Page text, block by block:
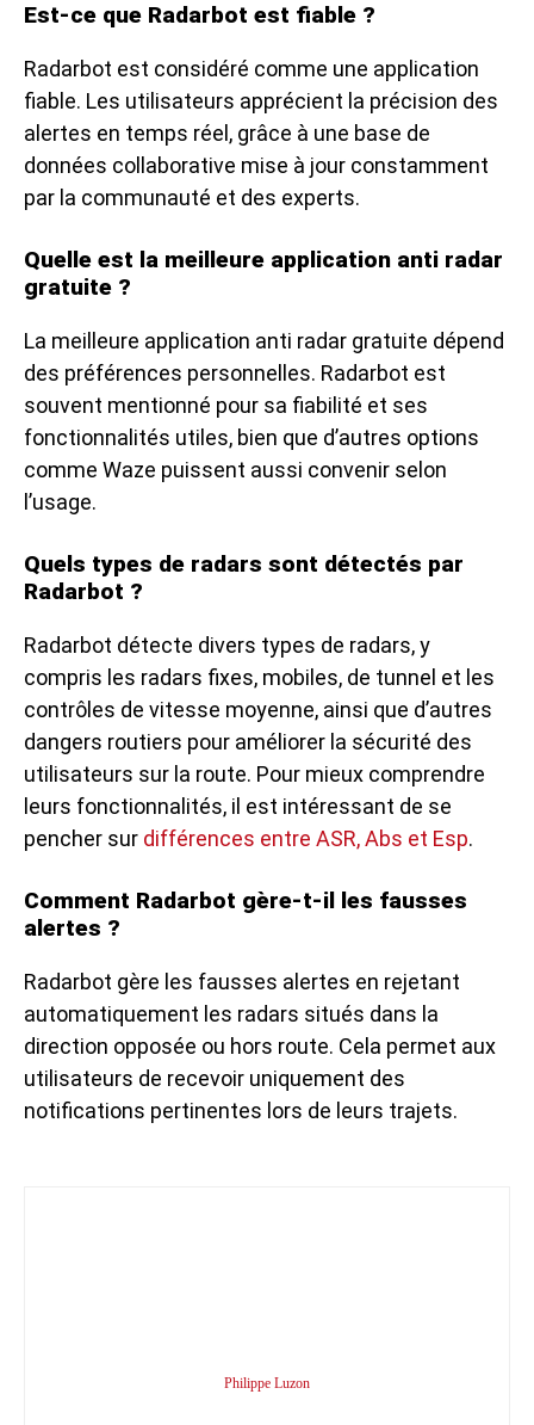
Est-ce que Radarbot est fiable ?
Radarbot est considéré comme une application
fiable. Les utilisateurs apprécient la précision des
alertes en temps réel, grâce à une base de
données collaborative mise à jour constamment
par la communauté et des experts.
Quelle est la meilleure application anti radar
gratuite ?
La meilleure application anti radar gratuite dépend
des préférences personnelles. Radarbot est
souvent mentionné pour sa fiabilité et ses
fonctionnalités utiles, bien que d’autres options
comme Waze puissent aussi convenir selon
l’usage.
Quels types de radars sont détectés par
Radarbot ?
Radarbot détecte divers types de radars, y
compris les radars fixes, mobiles, de tunnel et les
contrôles de vitesse moyenne, ainsi que d’autres
dangers routiers pour améliorer la sécurité des
utilisateurs sur la route. Pour mieux comprendre
leurs fonctionnalités, il est intéressant de se
pencher sur différences entre ASR, Abs et Esp.
Comment Radarbot gère-t-il les fausses
alertes ?
Radarbot gère les fausses alertes en rejetant
automatiquement les radars situés dans la
direction opposée ou hors route. Cela permet aux
utilisateurs de recevoir uniquement des
notifications pertinentes lors de leurs trajets.
Philippe Luzon